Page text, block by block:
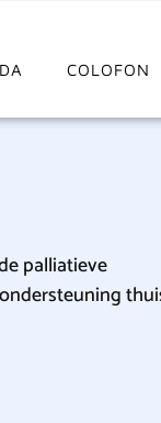
COLOFON
palliatieve